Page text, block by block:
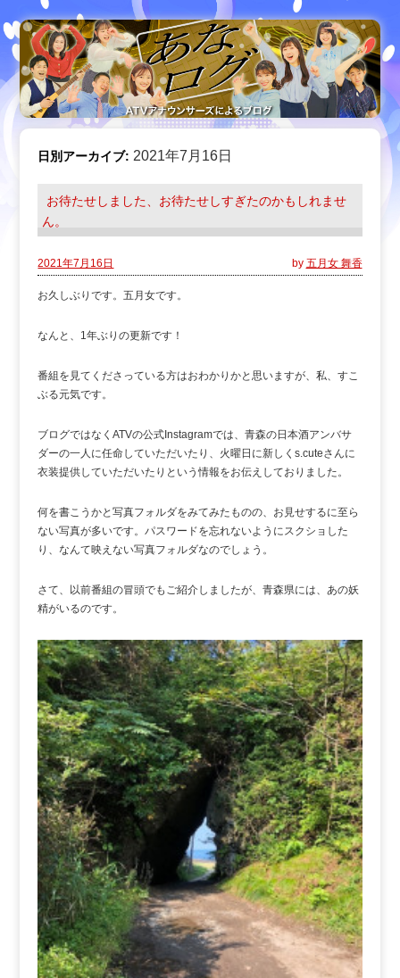
日別アーカイブ:2021年7月16日
お待たせしました、お待たせしすぎたのかもしれませ
ん。
2021年7月16日 by 五月女 舞香
お久しぶりです。五月女です。
なんと、1年ぶりの更新です！
番組を見てくださっている方はおわかりかと思いますが、私、すこ
ぶる元気です。
ブログではなくATVの公式Instagramでは、青森の日本酒アンバサ
ダーの一人に任命していただいたり、火曜日に新しくs.cuteさんに
衣装提供していただいたりという情報をお伝えしておりました。
何を書こうかと写真フォルダをみてみたものの、お見せするに至ら
ない写真が多いです。パスワードを忘れないようにスクショした
り、なんて映えない写真フォルダなのでしょう。
さて、以前番組の冒頭でもご紹介しましたが、青森県には、あの妖
精がいるのです。